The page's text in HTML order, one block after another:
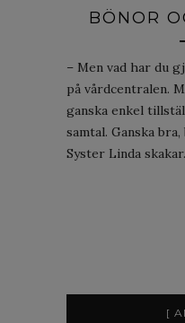
BÖNOR
– Men vad har du
på vårdcentralen.
ganska enkel
samtal. Ganska
Syster Linda
[